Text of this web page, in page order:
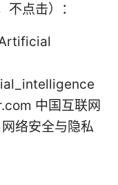
点击）：
中国互联网
络安全与隐私